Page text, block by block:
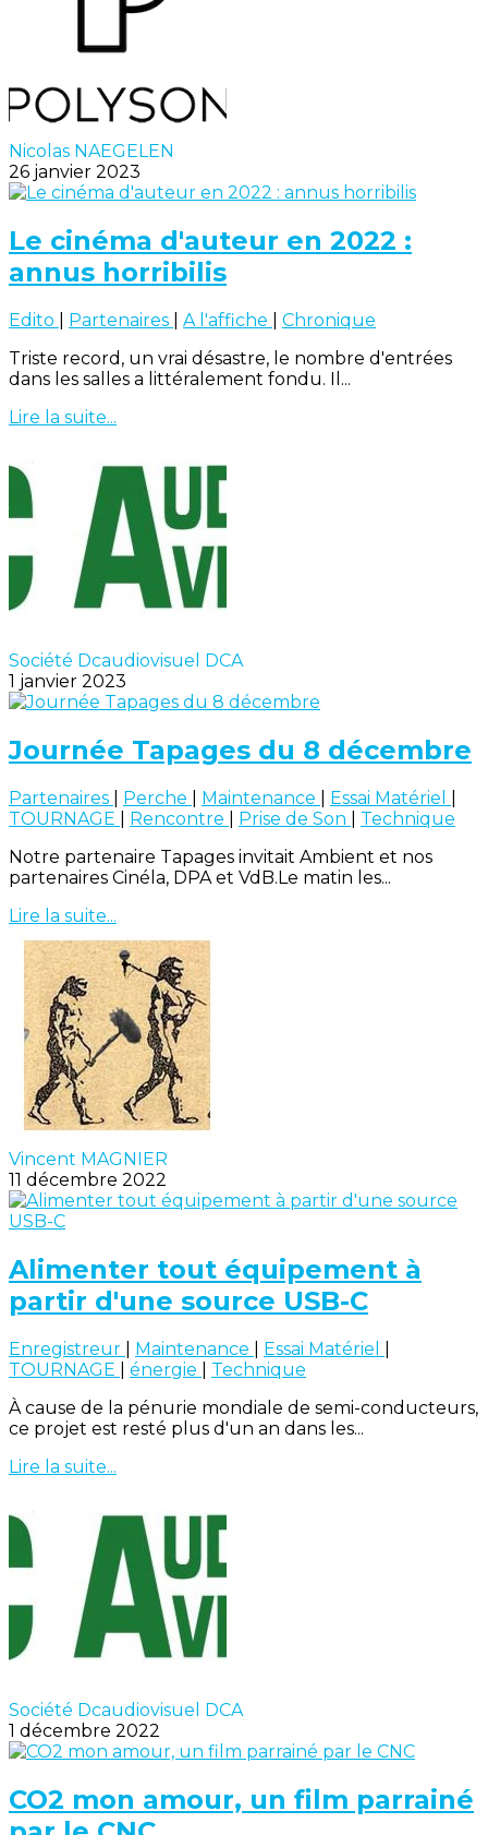
Nicolas NAEGELEN
26 janvier 2023
Le cinéma d'auteur en 2022 :
annus horribilis
Edito Partenaires A l'affiche
Chronique
Triste record, un vrai désastre, le nombre d'entrées
dans les salles a littéralement fondu. Il...
Lire la suite...
Société Dcaudiovisuel DCA
1 janvier 2023
Journée Tapages du 8 décembre
Partenaires Perche Maintenance Essai Matériel
TOURNAGE
Rencontre Prise de Son
Technique
Notre partenaire Tapages invitait Ambient et nos
partenaires Cinéla, DPA et VdB.Le matin les...
Lire la suite...
Vincent MAGNIER
11 décembre 2022
Alimenter tout équipement à
partir d'une source USB-C
Enregistreur Maintenance Essai Matériel
TOURNAGE
énergie
Technique
À cause de la pénurie mondiale de semi-conducteurs,
ce projet est resté plus d'un an dans les...
Lire la suite...
Société Dcaudiovisuel DCA
1 décembre 2022
CO2 mon amour, un film parrainé